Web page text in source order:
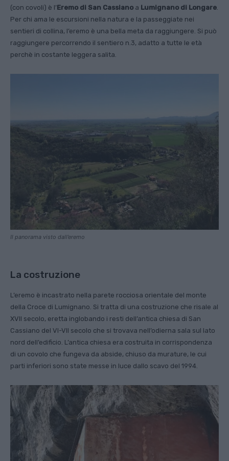
(con covoli) è l’Eremo di San Cassiano a Lumignano di Longare
Per chi ama le escursioni nella natura e la passeggiate nei
sentieri di collina, l’eremo è una bella meta da raggiungere. Si può
raggiungere percorrendo il sentiero n.3, adatto a tutte le età
perchè in costante leggera salita.
Il panorama visto dall’eremo
La costruzione
L’eremo è incastrato nella parete rocciosa orientale del monte
della Croce di Lumignano. Si tratta di una costruzione che risale al
XVII secolo, eretta inglobando i resti dell’antica chiesa di San
Cassiano del VI-VII secolo che si trovava nell’odierna sala sul lato
nord dell’edificio. L’antica chiesa era costruita in corrispondenza
di un covolo che fungeva da abside, chiuso da murature, le cui
parti inferiori sono state messe in luce dallo scavo del 1994.